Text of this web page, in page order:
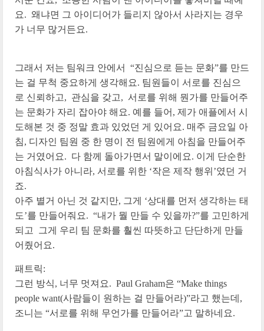
요. 왜냐면 그 아이디어가 들리지 않아서 사라지는 경우
가 너무 많거든요.
그래서 저는 팀워크 안에서 “진심으로 듣는 문화”를 만드
는 걸 무척 중요하게 생각해요. 팀원들이 서로를 진심으
로 신뢰하고, 관심을 갖고, 서로를 위해 뭔가를 만들어주
는 문화가 자리 잡아야 해요. 예를 들어, 제가 애플에서 시
도해본 것 중 정말 효과 있었던 게 있어요. 매주 금요일 아
침, 디자인 팀원 중 한 명이 전 팀원에게 아침을 만들어주
는 거였어요. 다 함께 돌아가면서 말이에요. 이게 단순한
아침식사가 아니라, 서로를 위한 ‘작은 제작 행위’였던 거
죠.
아주 별거 아닌 것 같지만, 그게 ‘상대를 먼저 생각하는 태
도’를 만들어줘요. “내가 뭘 만들 수 있을까?”를 고민하게
되고 그게 우리 팀 문화를 훨씬 따뜻하고 단단하게 만들
어줬어요.
패트릭:
그런 방식, 너무 멋져요. Paul Graham은 “Make things
people want(사람들이 원하는 걸 만들어라)”라고 했는데,
조니는 “서로를 위해 무언가를 만들어라”고 말하네요.